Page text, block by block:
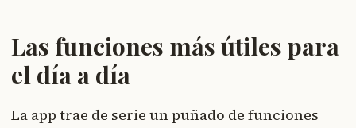
Las funciones más útiles para
el día a día
La app trae de serie un puñado de funciones